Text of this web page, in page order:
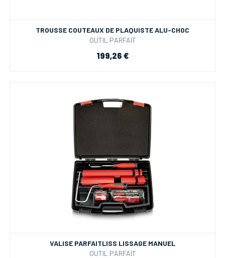
TROUSSE COUTEAUX DE PLAQUISTE ALU-CHOC
OUTIL PARFAIT
199,26 €
VALISE PARFAITLISS LISSAGE MANUEL
OUTIL PARFAIT